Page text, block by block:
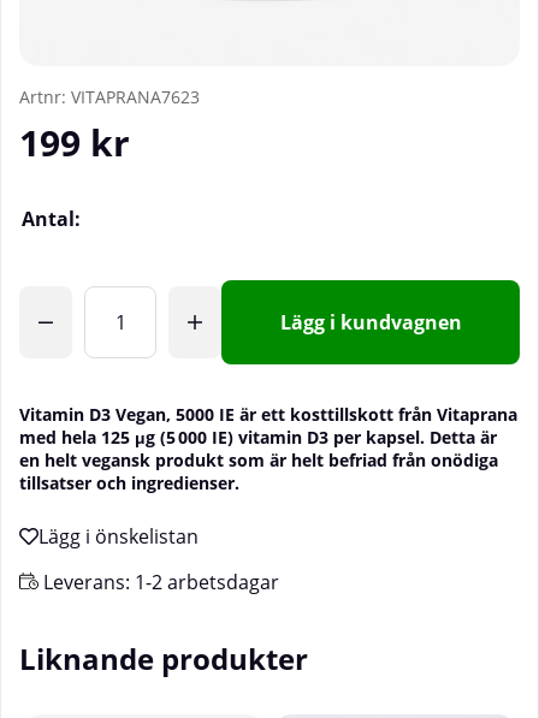
Artnr: VITAPRANA7623
199 kr
Antal:
Lägg i kundvagnen
Vitamin D3 Vegan, 5000 IE är ett kosttillskott från Vitaprana
med hela 125 μg (5 000 IE) vitamin D3 per kapsel. Detta är
en helt vegansk produkt som är helt befriad från onödiga
tillsatser och ingredienser.
Leverans: 1-2 arbetsdagar
Liknande produkter